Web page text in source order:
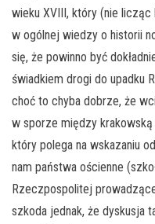
wieku XVIII, który (nie
w ogólnej wiedzy o historii
się, że powinno być
świadkiem drogi do upadku
choć to chyba dobrze, że
w sporze między
który polega na wskazaniu
nam państwa ościenne
Rzeczpospolitej
szkoda jednak, że dyskusja